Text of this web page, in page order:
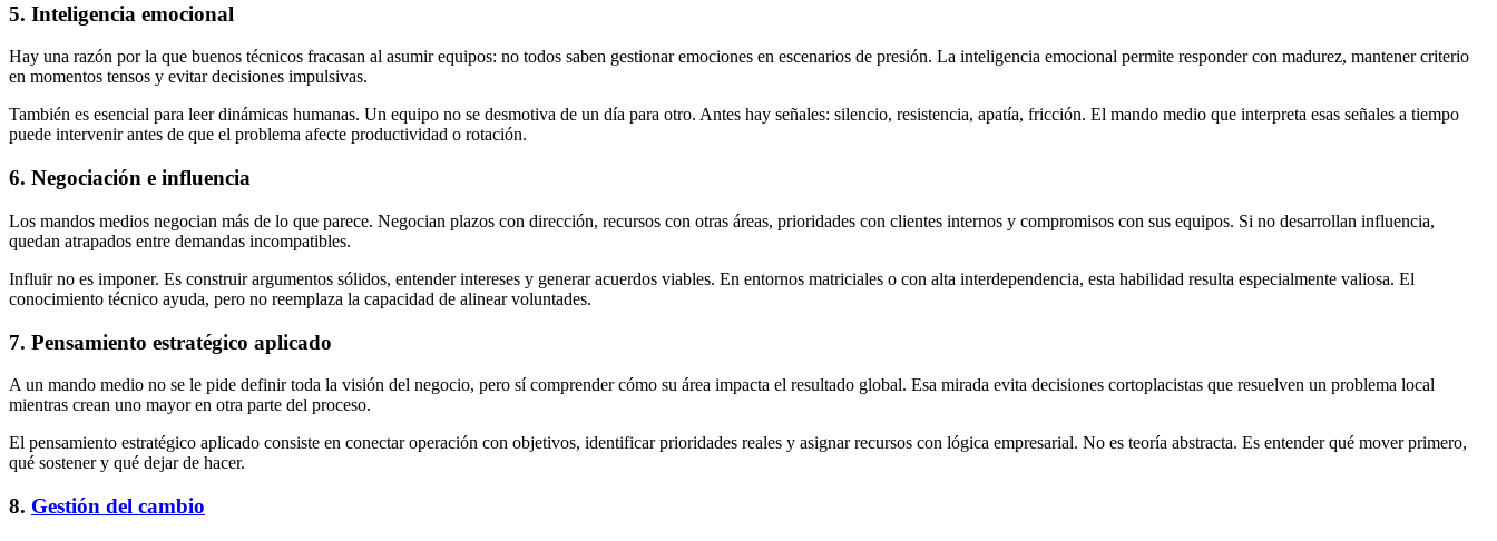
5. Inteligencia emocional
Hay una razón por la que buenos técnicos fracasan al asumir equipos: no todos saben gestionar emociones en escenarios de presión. La inteligencia emocional permite responder con madurez, mantener criterio
en momentos tensos y evitar decisiones impulsivas.
También es esencial para leer dinámicas humanas. Un equipo no se desmotiva de un día para otro. Antes hay señales: silencio, resistencia, apatía, fricción. El mando medio que interpreta esas señales a tiempo
puede intervenir antes de que el problema afecte productividad o rotación.
6. Negociación e influencia
Los mandos medios negocian más de lo que parece. Negocian plazos con dirección, recursos con otras áreas, prioridades con clientes internos y compromisos con sus equipos. Si no desarrollan influencia,
quedan atrapados entre demandas incompatibles.
Influir no es imponer. Es construir argumentos sólidos, entender intereses y generar acuerdos viables. En entornos matriciales o con alta interdependencia, esta habilidad resulta especialmente valiosa. El
conocimiento técnico ayuda, pero no reemplaza la capacidad de alinear voluntades.
7. Pensamiento estratégico aplicado
A un mando medio no se le pide definir toda la visión del negocio, pero sí comprender cómo su área impacta el resultado global. Esa mirada evita decisiones cortoplacistas que resuelven un problema local
mientras crean uno mayor en otra parte del proceso.
El pensamiento estratégico aplicado consiste en conectar operación con objetivos, identificar prioridades reales y asignar recursos con lógica empresarial. No es teoría abstracta. Es entender qué mover primero,
qué sostener y qué dejar de hacer.
8. Gestión del cambio